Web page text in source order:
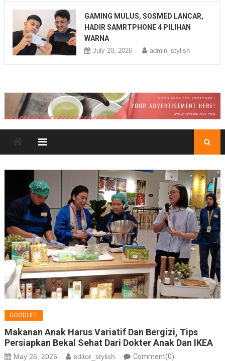
GAMING MULUS, SOSMED LANCAR,
HADIR SAMRTPHONE 4 PILIHAN
WARNA
July 20, 2026 admin_stylish
GOODLIFE
Makanan Anak Harus Variatif Dan Bergizi, Tips
Persiapkan Bekal Sehat Dari Dokter Anak Dan IKEA
May 26, 2025 editor_stylish Comment(0)